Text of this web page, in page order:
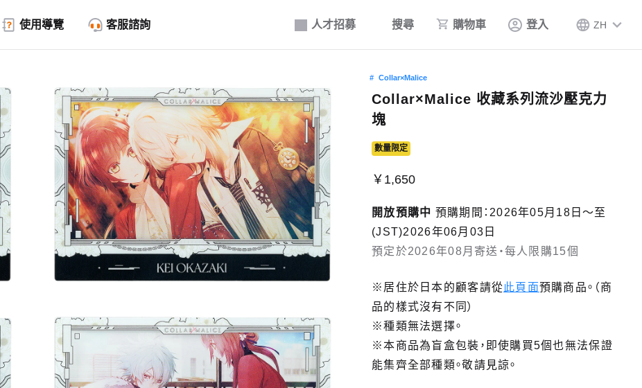
人才招募 搜尋 購物車 登入 ZH
使用導覽 客服諮詢
Collar×Malice
Collar×Malice 收藏系列流沙壓克力
塊
數量限定
￥1,650
開放預購中 預購期間：2026年05月18日〜至
(JST)2026年06月03日
預定於2026年08月寄送・每人限購15個
※居住於日本的顧客請從此頁面預購商品。（商
品的樣式沒有不同）
※種類無法選擇。
※本商品為盲盒包裝，即使購買5個也無法保證
能集齊全部種類。敬請見諒。